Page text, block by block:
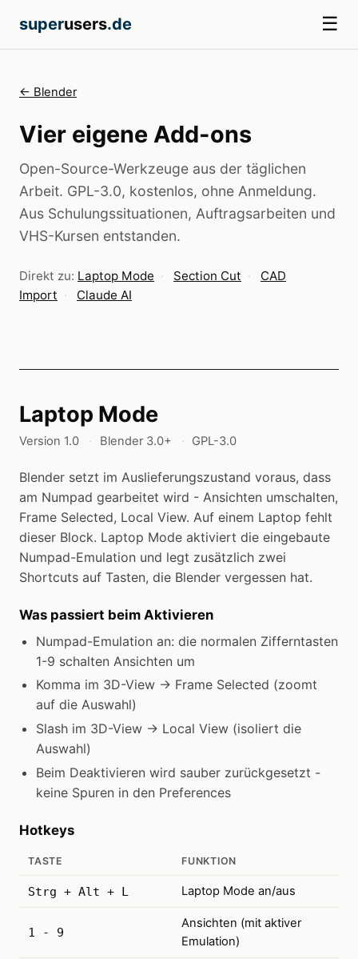
superusers.de ☰
← Blender
Vier eigene Add-ons
Open-Source-Werkzeuge aus der täglichen
Arbeit. GPL-3.0, kostenlos, ohne Anmeldung.
Aus Schulungssituationen, Auftragsarbeiten und
VHS-Kursen entstanden.
Direkt zu: Laptop Mode · Section Cut ·
CAD
Import · Claude AI
Laptop Mode
Version 1.0 Blender 3.0+ GPL-3.0
Blender setzt im Auslieferungszustand voraus, dass
am Numpad gearbeitet wird - Ansichten umschalten,
Frame Selected, Local View. Auf einem Laptop fehlt
dieser Block. Laptop Mode aktiviert die eingebaute
Numpad-Emulation und legt zusätzlich zwei
Shortcuts auf Tasten, die Blender vergessen hat.
Was passiert beim Aktivieren
Numpad-Emulation an: die normalen Zifferntasten
1-9 schalten Ansichten um
Komma im 3D-View → Frame Selected (zoomt
auf die Auswahl)
Slash im 3D-View → Local View (isoliert die
Auswahl)
Beim Deaktivieren wird sauber zurückgesetzt -
keine Spuren in den Preferences
Hotkeys
TASTE FUNKTION
Strg + Alt + L Laptop Mode an/aus
1 - 9
Ansichten (mit aktiver
Emulation)